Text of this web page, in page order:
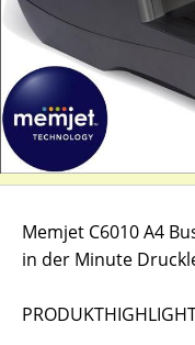
Memjet C6010 A4
in der Minute